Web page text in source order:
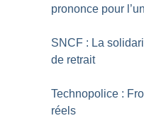
prononce pour
SNCF : La
de retrait
Technopolice :
réels